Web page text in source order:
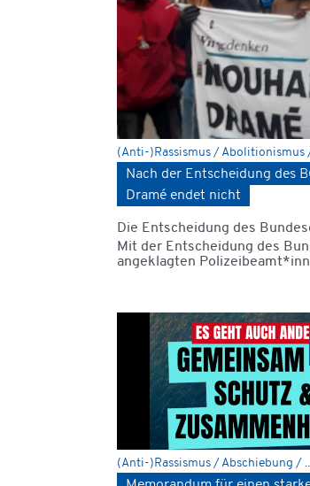
(Anti-)Rassismus / Abolitionismus
Nach der Entscheidung des
Dramé endet nicht
Die Entscheidung des
Mit der Entscheidung des
angeklagten
(Anti-)Rassismus / Abschiebung /